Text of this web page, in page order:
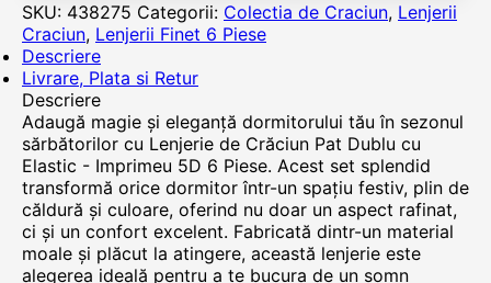
SKU: 438275 Categorii: Colectia de Craciun, Lenjerii
Craciun, Lenjerii Finet 6 Piese
Descriere
Livrare, Plata si Retur
Descriere
Adaugă magie și eleganță dormitorului tău în sezonul
sărbătorilor cu Lenjerie de Crăciun Pat Dublu cu
Elastic - Imprimeu 5D 6 Piese. Acest set splendid
transformă orice dormitor într-un spațiu festiv, plin de
căldură și culoare, oferind nu doar un aspect rafinat,
ci și un confort excelent. Fabricată dintr-un material
moale și plăcut la atingere, această lenjerie este
alegerea ideală pentru a te bucura de un somn